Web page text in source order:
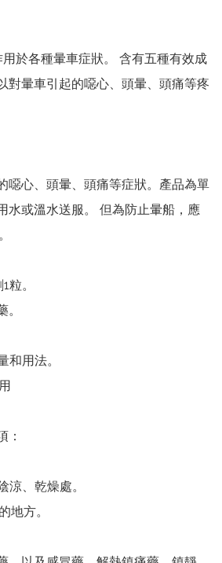
於各種暈車症狀。 含有五種有效成
對暈車引起的噁心、頭暈、頭痛等疼
噁心、頭暈、頭痛等症狀。產品為單
水或溫水送服。 但為防止暈船，應
粒。
和用法。
：
涼、乾燥處。
地方。